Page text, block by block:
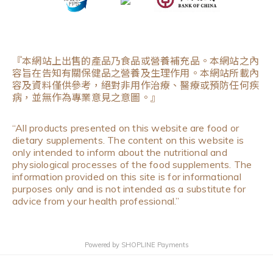
『本網站上出售的產品乃食品或營養補充品。本網站之內
容旨在告知有關保健品之營養及生理作用。本網站所載內
容及資料僅供參考，絕對非用作治療、醫療或預防任何疾
病，並無作為專業意見之意圖。』
“All products presented on this website are food or
dietary supplements. The content on this website is
only intended to inform about the nutritional and
physiological processes of the food supplements. The
information provided on this site is for informational
purposes only and is not intended as a substitute for
advice from your health professional.”
Powered by SHOPLINE Payments